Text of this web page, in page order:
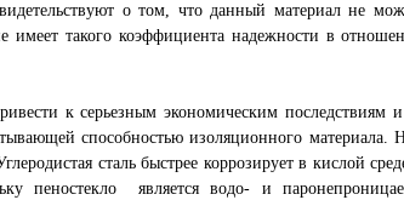
о том, что данный материал не
такого коэффициента надежности в
к серьезным экономическим последствиям
способностью изоляционного материала.
сталь быстрее коррозирует в кислой
пеностекло является водо- и